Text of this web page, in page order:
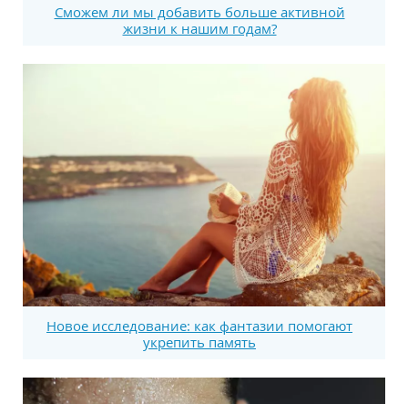
Сможем ли мы добавить больше активной
жизни к нашим годам?
Новое исследование: как фантазии помогают
укрепить память